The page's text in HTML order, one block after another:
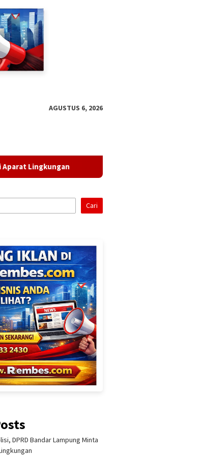
AGUSTUS 6, 2026
Lampung Gandeng BRIN Olah Data
Cari
DPRD Bandar Lampung Minta